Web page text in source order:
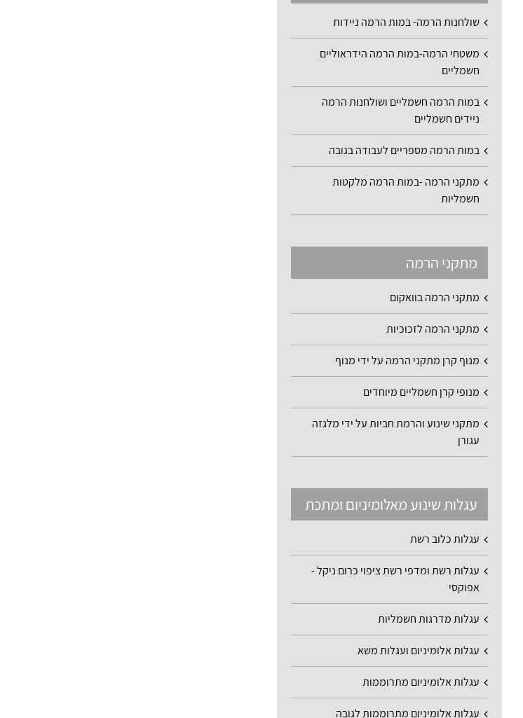
שולחנות הרמה- במות הרמה ניידות
משטחי הרמה-במות הרמה הידראוליים
חשמליים
במות הרמה חשמליים ושולחנות הרמה
ניידים חשמליים
במות הרמה מספריים לעבודה בגובה
מתקני הרמה -במות הרמה מלקטות
חשמליות
מתקני הרמה
מתקני הרמה בוואקום
מתקני הרמה לזכוכיות
מנוף קרן מתקני הרמה על ידי מנוף
מנופי קרן חשמליים מיוחדים
מתקני שינוע והרמת חביות על ידי מלגזה
עגורן
עגלות שינוע מאלומיניום ומתכת
עגלות כלוב רשת
עגלות רשת ומדפי רשת ציפוי כרום ניקל -
אפוקסי
עגלות מדרגות חשמליות
עגלות אלומיניום ועגלות משא
עגלות אלומיניום מתרוממות
עגלות אלומיניום מתרוממות לגובה